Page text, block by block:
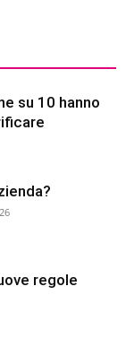
su 10 hanno
regole